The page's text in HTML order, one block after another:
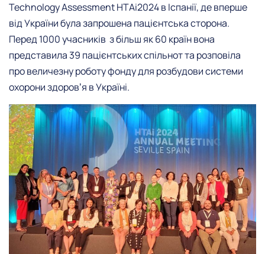
Technology Assessment HTAi2024 в Іспанії, де вперше
від України була запрошена пацієнтська сторона.
Перед 1000 учасників з більш як 60 країн вона
представила 39 пацієнтcьких спільнот та розповіла
про величезну роботу фонду для розбудови системи
охорони здоровʼя в Україні.